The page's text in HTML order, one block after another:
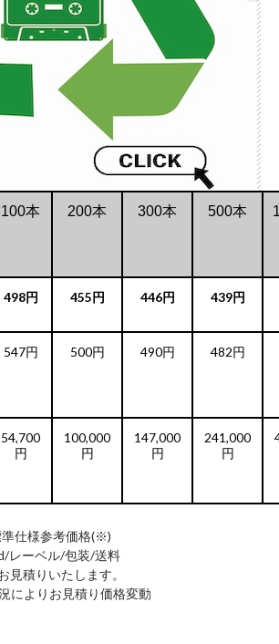
100本 200本 300本 500本
498円 455円 446円 439円
547円 500円 490円 482円
54,700
円
100,000
円
147,000
円
241,000
円
仕様参考価格(※)
レーベル/包装/送料
積りいたします。
によりお見積り価格変動